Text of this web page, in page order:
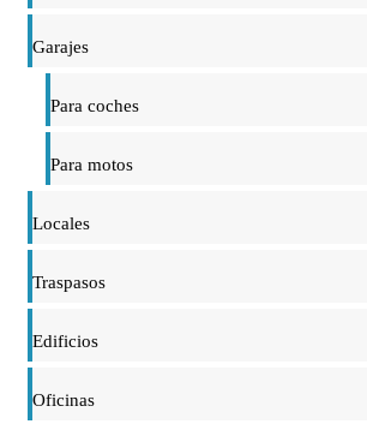
Garajes
Para coches
Para motos
Locales
Traspasos
Edificios
Oficinas